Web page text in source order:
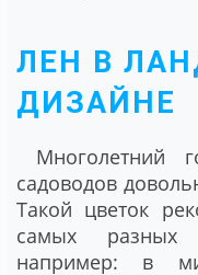
ЛЕН В
ДИЗАЙНЕ
Многолетний
садоводов
Такой цветок
самых разных
например: в